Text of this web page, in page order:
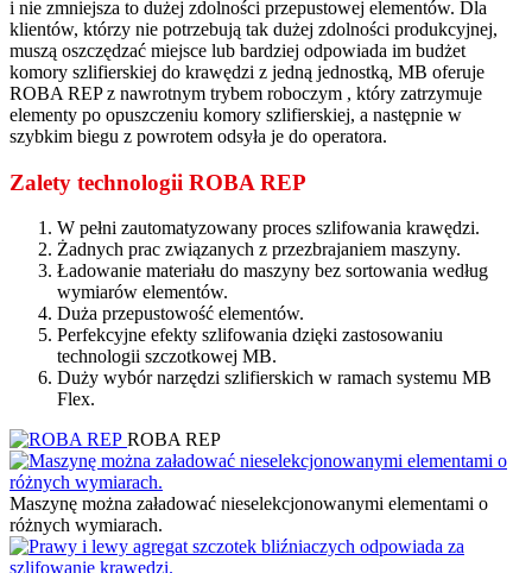
i nie zmniejsza to dużej zdolności przepustowej elementów. Dla
klientów, którzy nie potrzebują tak dużej zdolności produkcyjnej,
muszą oszczędzać miejsce lub bardziej odpowiada im budżet
komory szlifierskiej do krawędzi z jedną jednostką, MB oferuje
ROBA REP z nawrotnym trybem roboczym , który zatrzymuje
elementy po opuszczeniu komory szlifierskiej, a następnie w
szybkim biegu z powrotem odsyła je do operatora.
Zalety technologii ROBA REP
W pełni zautomatyzowany proces szlifowania krawędzi.
Żadnych prac związanych z przezbrajaniem maszyny.
Ładowanie materiału do maszyny bez sortowania według
wymiarów elementów.
Duża przepustowość elementów.
Perfekcyjne efekty szlifowania dzięki zastosowaniu
technologii szczotkowej MB.
Duży wybór narzędzi szlifierskich w ramach systemu MB
Flex.
ROBA REP
Maszynę można załadować nieselekcjonowanymi elementami o
różnych wymiarach.